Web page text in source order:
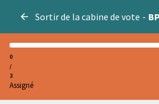
Sortir de la cabine de vote -
0
/
3
Assigné